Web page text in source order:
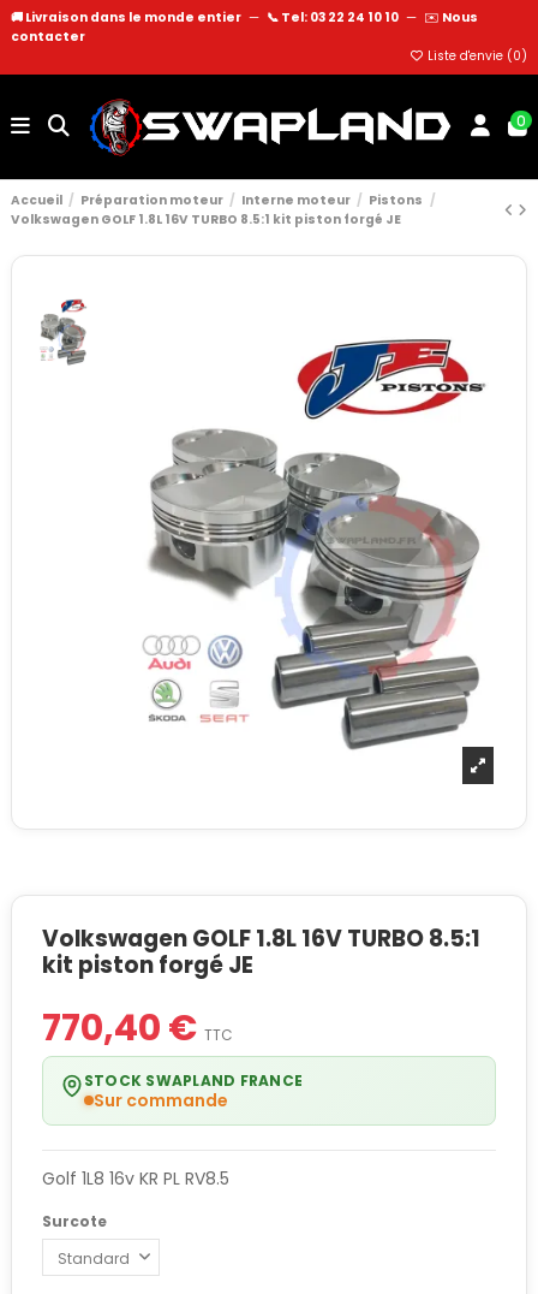
🚚 Livraison dans le monde entier — 📞 Tel: 03 22 24 10 10 — ✉️ Nous
contacter
Liste d'envie (0)
0
Accueil Préparation moteur Interne moteur
Pistons
Volkswagen GOLF 1.8L 16V TURBO 8.5:1 kit piston forgé JE
Volkswagen GOLF 1.8L 16V TURBO 8.5:1
kit piston forgé JE
770,40 € TTC
STOCK SWAPLAND FRANCE
Sur commande
Golf 1L8 16v KR PL RV8.5
Surcote